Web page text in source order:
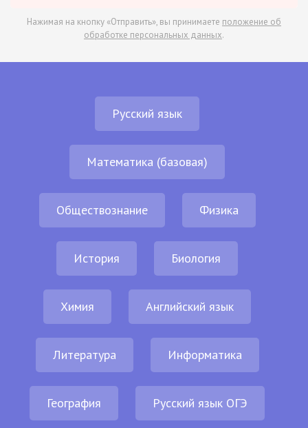
Нажимая на кнопку «Отправить», вы принимаете положение об
обработке персональных данных.
Русский язык
Математика (базовая)
Обществознание Физика
История Биология
Химия Английский язык
Литература Информатика
География Русский язык ОГЭ